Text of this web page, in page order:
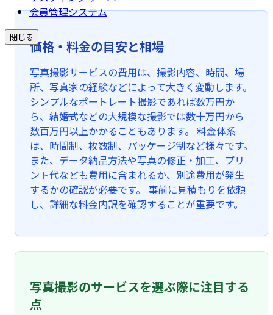
会員管理システム
閉じる
価格・料金の目安と相場
写真撮影サービスの費用は、撮影内容、時間、場
所、写真家の経験などによって大きく変動します。
シンプルなポートレート撮影であれば数万円か
ら、結婚式などの大規模な撮影では数十万円から
数百万円以上かかることもあります。 料金体系
は、時間制、枚数制、パッケージ制など様々です。
また、データ納品方法や写真の修正・加工、プリ
ント代なども費用に含まれるか、別途費用が発生
するかの確認が必要です。 事前に見積もりを依頼
し、詳細な料金内訳を確認することが重要です。
写真撮影のサービスを選ぶ際に注目する
点